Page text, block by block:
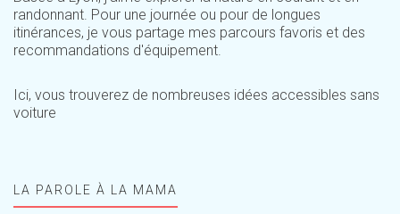
randonnant. Pour une journée ou pour de longues
itinérances, je vous partage mes parcours favoris et des
recommandations d'équipement.
Ici, vous trouverez de nombreuses idées accessibles sans
voiture
LA PAROLE À LA MAMA